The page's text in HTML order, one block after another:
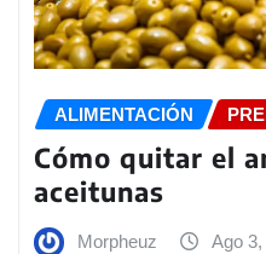
ALIMENTACIÓN
Cómo quitar el
aceitunas
Morpheuz Ago